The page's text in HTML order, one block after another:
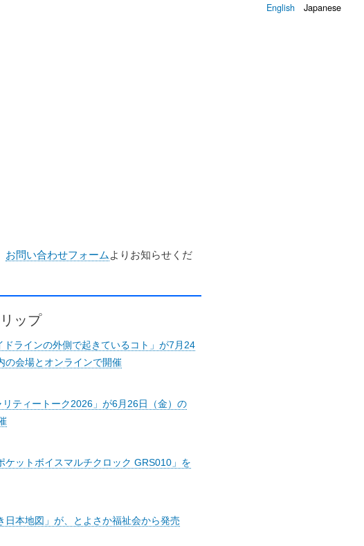
English Japanese
お問い合わせフォーム よりお知らせくだ
ップ
ドラインの外側で起きているコト」が7月24
の会場とオンラインで開催
リティートーク2026」が6月26日（金）の
ケットボイスマルチクロック GRS010」を
本地図」が、とよさか福祉会から発売